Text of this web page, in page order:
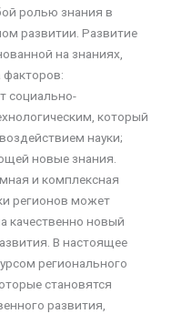
ролью знания в
развитии. Развитие
на знаниях,
факторов:
социально-
который
науки;
новые знания.
и комплексная
регионов может
качественно новый
В настоящее
регионального
становятся
развития,